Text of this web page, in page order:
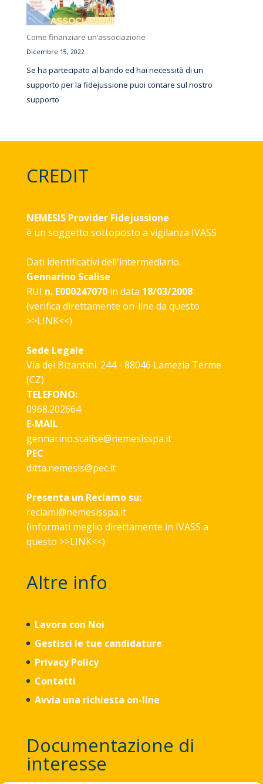
Come finanziare un’associazione
Dicembre 15, 2022
Se ha partecipato al bando ed hai necessità di un
supporto per la fidejussione puoi contare sul nostro
supporto
CREDIT
NEMESIS Provider Fidejussione
è un soggetto sottoposto a vigilanza IVASS
Dati identificativi dell'intermediario.
Gennarino Scalise
RUI n. E000247070in data 18/03/2008
(verifica direttamente on-line da questo
>>LINK<<)
Sede Legale
Via dei Bizantini. 244 - 88046 Lamezia Terme
(CZ)
TELEFONO:
0968.202664
E-MAIL
gennarino.scalise@nemesisspa.it
PEC
ditta.nemesis@pec.it
Presenta un Reclamo su:
reclami@nemesisspa.it
(informati meglio direttamente in IVASS a
questo >>LINK<<)
Altre info
Lavora con Noi
Gestisci le tue candidature
Privacy Policy
Contatti
Avvia una richiesta on-line
Documentazione di
interesse